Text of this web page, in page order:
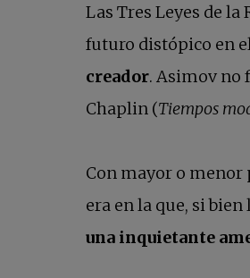
Las Tres Leyes de
futuro distópico en
creador. Asimov no
Chaplin (Tiempos
Con mayor o menor
era en la que, si
una inquietante